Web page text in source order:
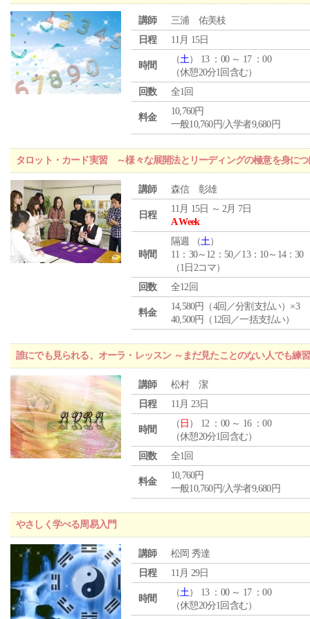
講師
三浦 佑美枝
日程
11月 15日
時間
（土） 13 ：00 ～ 17 ：00
（休憩20分1回含む）
回数
全1回
料金
10,760円
一般10,760円/入学者9,680円
タロット・カード実習 ～様々な展開法とリーディングの極意を身につ
講師 森信 彰雄
日程
11月 15日 ～ 2月 7日
A Week
時間
隔週 （土）
11：30～12：50／13：10～14：30
（1日2コマ）
回数
全12回
料金
14,580円（4回／分割支払い）×3
40,500円（12回／一括支払い）
誰にでも見られる、オーラ・レッスン ～まだ見たことのない人でも練
講師
松村 潔
日程
11月 23日
時間
（ 日 ） 12 ：00 ～ 16 ：00
（休憩20分1回含む）
回数
全1回
料金
10,760円
一般10,760円/入学者9,680円
やさしく学べる周易入門
講師
松岡 秀達
日程
11月 29日
時間
（土） 13 ：00 ～ 17 ：00
（休憩20分1回含む）